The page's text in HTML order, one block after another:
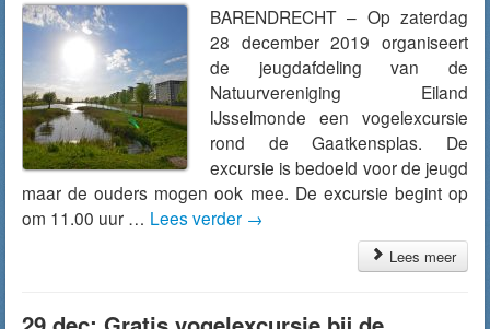
BARENDRECHT – Op zaterdag
28 december 2019 organiseert
de jeugdafdeling van de
Natuurvereniging Eiland
IJsselmonde een vogelexcursie
rond de Gaatkensplas. De
excursie is bedoeld voor de jeugd
maar de ouders mogen ook mee. De excursie begint op
om 11.00 uur … Lees verder →
Lees meer